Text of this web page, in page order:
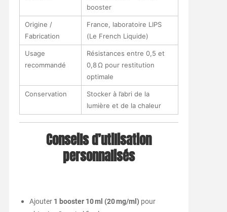
booster
Origine /
Fabrication
France, laboratoire LIPS
(Le French Liquide)
Usage
recommandé
Résistances entre 0,5 et
0,8 Ω pour restitution
optimale
Conservation
Stocker à l’abri de la
lumière et de la chaleur
Conseils d’utilisation
personnalisés
Ajouter 1 booster 10 ml (20 mg/ml) pour